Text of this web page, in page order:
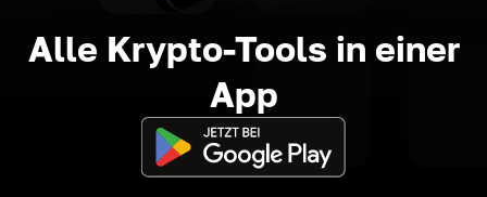
Alle Krypto-Tools in einer
App